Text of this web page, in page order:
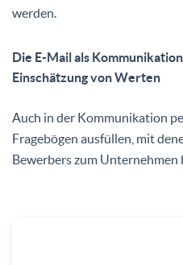
werden.
Die E-Mail als
Einschätzung von Werten
Auch in der Kommunikation
Fragebögen ausfüllen, mit
Bewerbers zum